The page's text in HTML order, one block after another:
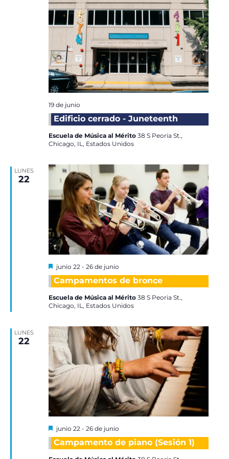
Edificio cerrado - Juneteenth
19 de junio
Escuela de Música al Mérito 38 S Peoria St.,
Chicago, IL, Estados Unidos
LUNES
22
Campamentos de bronce
Destacadas
junio 22- 26 de junio
Escuela de Música al Mérito 38 S Peoria St.,
Chicago, IL, Estados Unidos
LUNES
22
Campamento de piano (Sesión 1)
Destacadas
junio 22- 26 de junio